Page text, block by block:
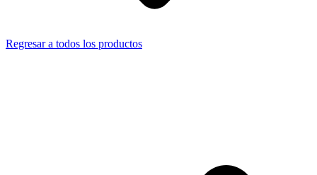
Regresar a todos los productos